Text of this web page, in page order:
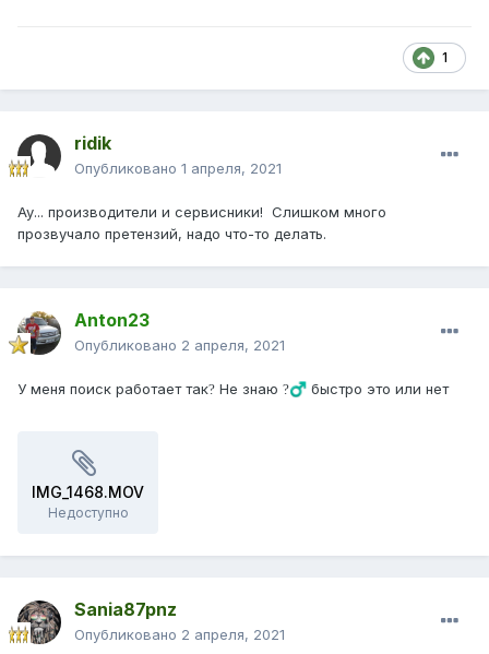
1
ridik
Опубликовано 1 апреля, 2021
Ау... производители и сервисники! Слишком много
прозвучало претензий, надо что-то делать.
Anton23
Опубликовано 2 апреля, 2021
У меня поиск работает так? Не знаю ?‍♂️ быстро это или нет
IMG_1468.MOV
Недоступно
Sania87pnz
Опубликовано 2 апреля, 2021